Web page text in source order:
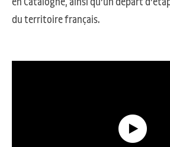
du territoire français.